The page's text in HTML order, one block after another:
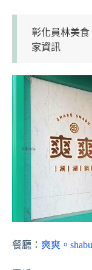
彰化員林美
家資訊
餐廳： 爽爽。